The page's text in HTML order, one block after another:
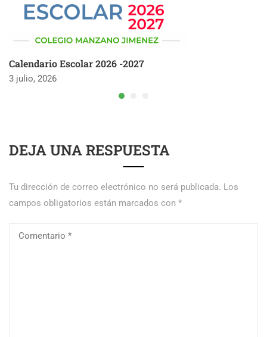
Calendario Escolar 2026 -2027
3 julio, 2026
DEJA UNA RESPUESTA
Tu dirección de correo electrónico no será publicada. Los
campos obligatorios están marcados con *